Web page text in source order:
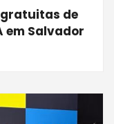
de
em Salvador